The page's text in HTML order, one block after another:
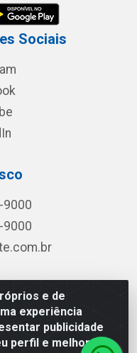
e de
experiência
publicidade
perfil e melhorar a
Sociais
9000
9000
699 - Aviário,
218 - CNPJ
08